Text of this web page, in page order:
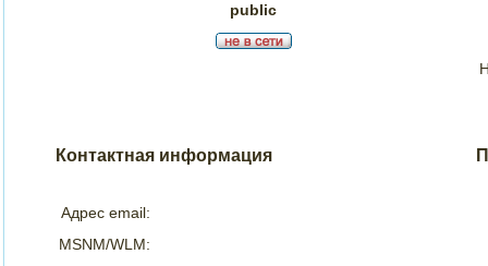
public
Контактная информация
Адрес email:
MSNM/WLM: